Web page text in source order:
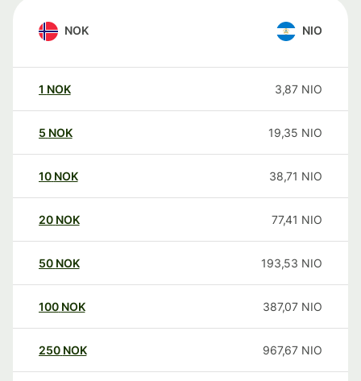
NOK NIO
1 NOK 3,87 NIO
5 NOK 19,35 NIO
10 NOK 38,71 NIO
20 NOK 77,41 NIO
50 NOK 193,53 NIO
100 NOK 387,07 NIO
250 NOK 967,67 NIO